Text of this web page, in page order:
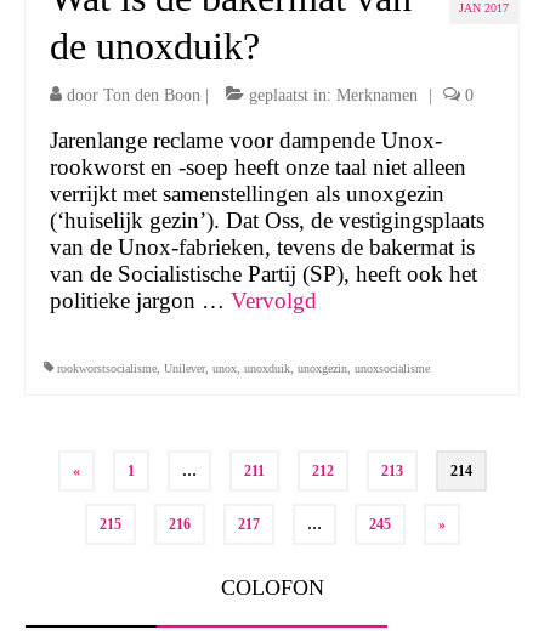
JAN 2017
de unoxduik?
door Ton den Boon geplaatst in: Merknamen 0
Jarenlange reclame voor dampende Unox-
rookworst en -soep heeft onze taal niet alleen
verrijkt met samenstellingen als unoxgezin
(‘huiselijk gezin’). Dat Oss, de vestigingsplaats
van de Unox-fabrieken, tevens de bakermat is
van de Socialistische Partij (SP), heeft ook het
politieke jargon … Vervolgd
rookworstsocialisme, Unilever, unox, unoxduik, unoxgezin, unoxsocialisme
Berichten
paginering
« 1 … 211 212 213 214
215 216 217 … 245 »
COLOFON